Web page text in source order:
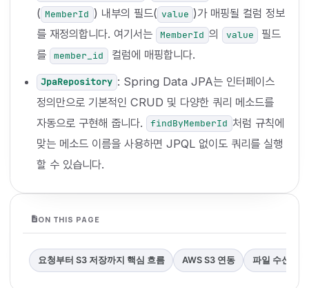
( MemberId ) 내부의 필드( value )가 매핑될 컬럼 정보
를 재정의합니다. 여기서는
MemberId 의 value
필드
를
member_id 컬럼에 매핑합니다.
JpaRepository : Spring Data JPA는 인터페이스
정의만으로 기본적인 CRUD 및 다양한 쿼리 메소드를
자동으로 구현해 줍니다.
findByMemberId 처럼 규칙에
맞는 메소드 이름을 사용하면 JPQL 없이도 쿼리를 실행
할 수 있습니다.
ON THIS PAGE
요청부터 S3 저장까지 핵심 흐름 AWS S3 연동 파일 수신 및